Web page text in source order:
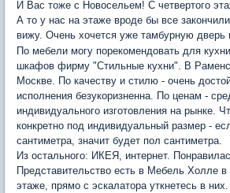
И Вас тоже с Новосельем! С четвертого
А то у нас на этаже вроде бы все
вижу. Очень хочется уже тамбурную дверь
По мебели могу порекомендовать для
шкафов фирму "Стильные кухни". В
Москве. По качеству и стилю - очень
исполнения безукоризненна. По ценам -
индивидуального изготовления на рынке.
конкретно под индивидуальный размер -
сантиметра, значит будет пол сантиметра.
Из остального: ИКЕЯ, интернет.
Представительство есть в Мебель Холле
этаже, прямо с эскалатора уткнетесь в